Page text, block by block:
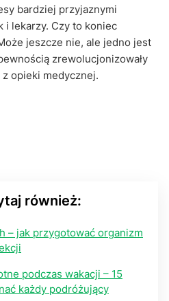
bardziej przyjaznymi
i lekarzy. Czy to koniec
jeszcze nie, ale jedno jest
zrewolucjonizowały
opieki medycznej.
również:
– jak przygotować organizm
podczas wakacji – 15
każdy podróżujący